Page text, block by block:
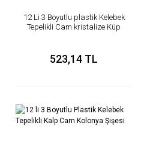
12 Li 3 Boyutlu plastik Kelebek
Tepelikli Cam kristalize Küp
523,14 TL